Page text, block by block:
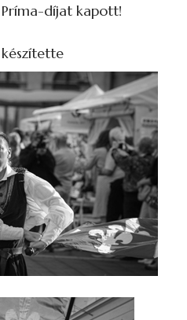
díjat kapott!
készítette